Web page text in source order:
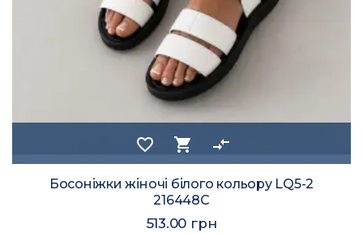
favorite_border shopping_cart compare_arrows
Босоніжки жіночі білого кольору LQ5-2
216448C
513.00 грн